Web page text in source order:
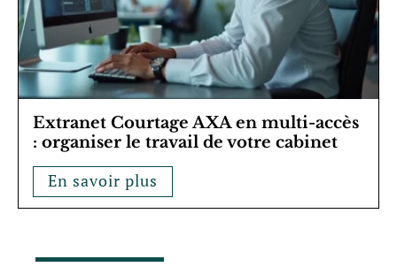
Extranet Courtage AXA en multi-accès
: organiser le travail de votre cabinet
En savoir plus